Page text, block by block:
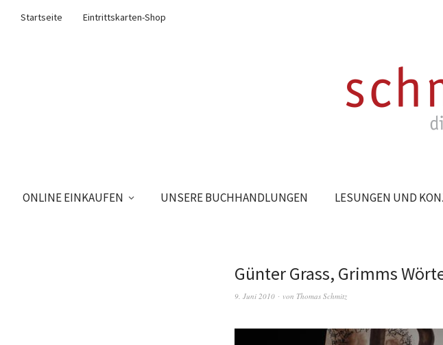
Startseite
Eintrittskarten-Shop
ONLINE EINKAUFEN UNSERE BUCHHANDLUNGEN LESUNGEN UND
Günter Grass, Grimms
9. Juni 2010 von Thomas Schmitz